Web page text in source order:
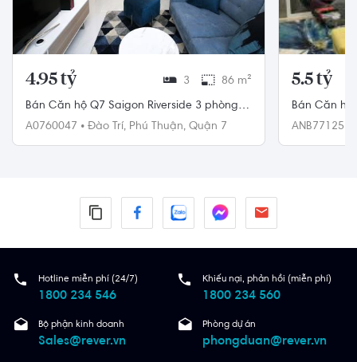
4.95 tỷ 3 86 m²
Bán Căn hộ Q7 Saigon Riverside 3 phòng
ngủ
A0760047 • Đào Trí, Phú Thuận, Quận 7
5.5 tỷ
Bán Căn hộ
ANB77125
Hotline miễn phí (24/7)
1800 234 546
Khiếu nại, phản hồi (miễn phí)
1800 234 560
Bộ phận kinh doanh
Sales@rever.vn
Phòng dự án
phongduan@rever.vn